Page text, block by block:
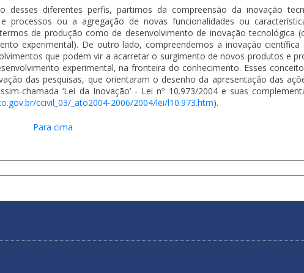
desses diferentes perfis, partimos da compreensão da inovação
processos ou a agregação de novas funcionalidades ou
de produção como de desenvolvimento de inovação tecnológica
experimental). De outro lado, compreendemos a inovação
que podem vir a acarretar o surgimento de novos produtos e
experimental, na fronteira do conhecimento. Esses
das pesquisas, que orientaram o desenho da apresentação das
chamada ‘Lei da Inovação’ - Lei nº 10.973/2004 e suas
ccivil_03/_ato2004-2006/2004/lei/l10.973.htm).
Para cima